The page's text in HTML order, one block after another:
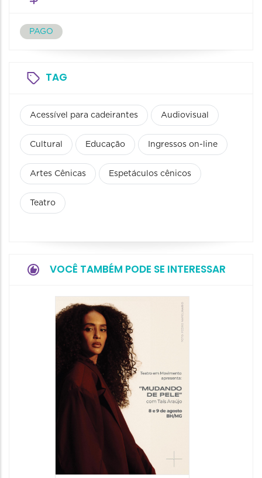
PAGO
TAG
Acessível para cadeirantes Audiovisual
Cultural Educação Ingressos on-line
Artes Cênicas Espetáculos cênicos
Teatro
VOCÊ TAMBÉM PODE SE INTERESSAR